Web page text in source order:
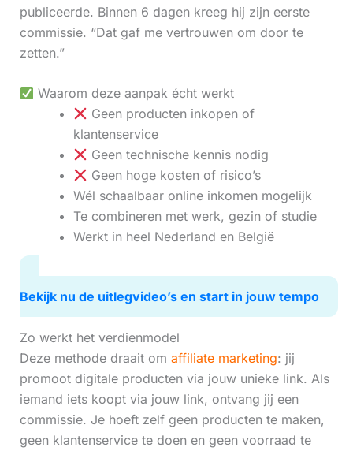
publiceerde. Binnen 6 dagen kreeg hij zijn eerste
commissie. “Dat gaf me vertrouwen om door te
zetten.”
Waarom deze aanpak écht werkt
Geen producten inkopen of
klantenservice
Geen technische kennis nodig
Geen hoge kosten of risico’s
Wél schaalbaar online inkomen mogelijk
Te combineren met werk, gezin of studie
Werkt in heel Nederland en België
Bekijk nu de uitlegvideo’s en start in jouw tempo
Zo werkt het verdienmodel
Deze methode draait om affiliate marketing: jij
promoot digitale producten via jouw unieke link. Als
iemand iets koopt via jouw link, ontvang jij een
commissie. Je hoeft zelf geen producten te maken,
geen klantenservice te doen en geen voorraad te